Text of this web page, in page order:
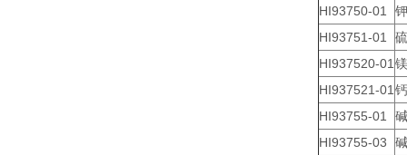
HI93750-01
HI93751-01
HI937520-01
HI937521-01
HI93755-01
HI93755-03